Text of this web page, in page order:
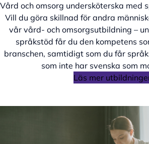
Vård och omsorg undersköterska med
Vill du göra skillnad för andra
vår vård- och omsorgsutbildning –
språkstöd får du den kompetens
branschen, samtidigt som du får
som inte har svenska som
Läs mer